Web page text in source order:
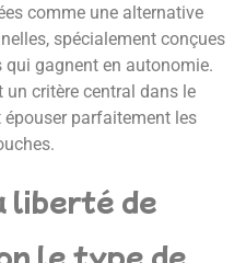
comme une alternative
spécialement conçues
gagnent en autonomie.
critère central dans le
parfaitement les
liberté de
le type de